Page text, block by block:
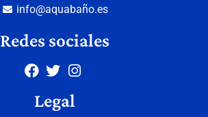
info@aquabaño.es
Redes sociales
Legal